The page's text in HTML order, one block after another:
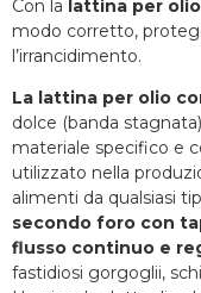
Con la lattina per olio
modo corretto,
l’irrancidimento.
La lattina per olio
dolce (banda
materiale specifico e
utilizzato nella
alimenti da qualsiasi
secondo foro con
flusso continuo e
fastidiosi gorgoglii,